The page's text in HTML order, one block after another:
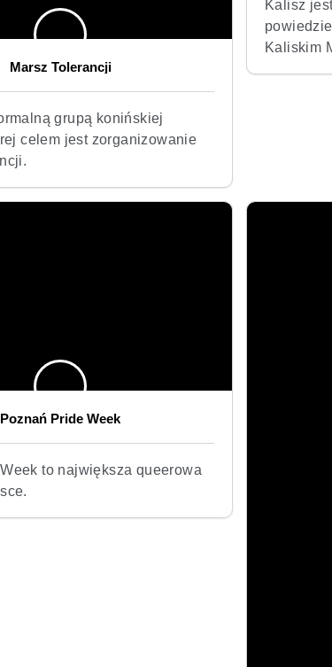
Marsz Tolerancji
grupą konińskiej
celem jest zorganizowanie
Kalisz
Kaliskim
Poznań Pride Week
to największa queerowa